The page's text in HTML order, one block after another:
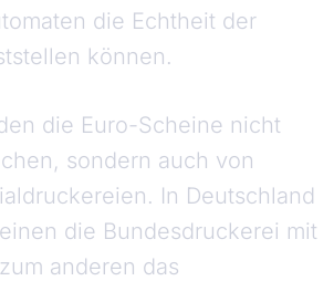
die Echtheit der
können.
die Euro-Scheine nicht
sondern auch von
In Deutschland
die Bundesdruckerei mit
anderen das